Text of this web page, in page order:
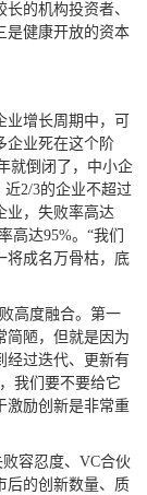
的机构投资者、
是健康开放的资本
增长周期中，可
企业死在这个阶
就倒闭了，中小企
2/3的企业不超过
业，失败率高达
高达95%。“我们
将成名万骨枯，底
高度融合。第一
简陋，但就是因为
经过迭代、更新有
我们要不要给它
激励创新是非常重
容忍度、VC合伙
后的创新数量、质